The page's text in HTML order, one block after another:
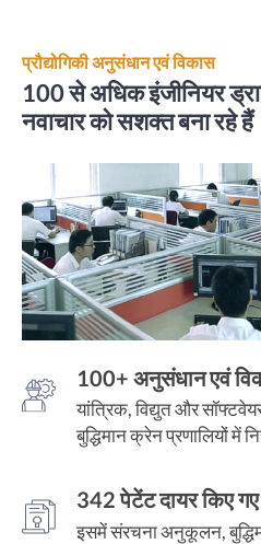
प्रौद्योगिकी अनुसंधान एवं विकास
100 से अधिक इंजीनियर
नवाचार को सशक्त बना रहे हैं
100+ अनुसंधान एवं
यांत्रिक, विद्युत और
बुद्धिमान क्रेन प्रणालियों में
342 पेटेंट दायर किए गए
इसमें संरचना अनुकूलन,